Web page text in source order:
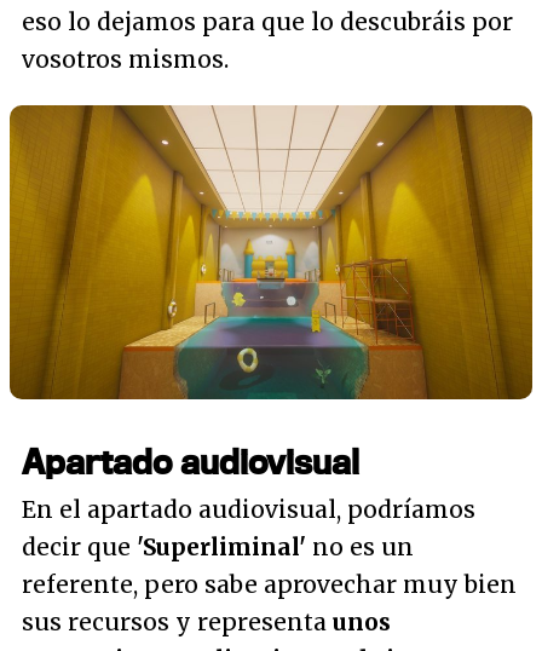
eso lo dejamos para que lo descubráis por
vosotros mismos.
Apartado audiovisual
En el apartado audiovisual, podríamos
decir que 'Superliminal' no es un
referente, pero sabe aprovechar muy bien
sus recursos y representa unos